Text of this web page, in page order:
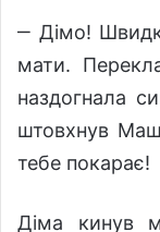
‒ Дімо!
мати.
наздогнала
штовхнув
тебе покарає!
Діма кинув